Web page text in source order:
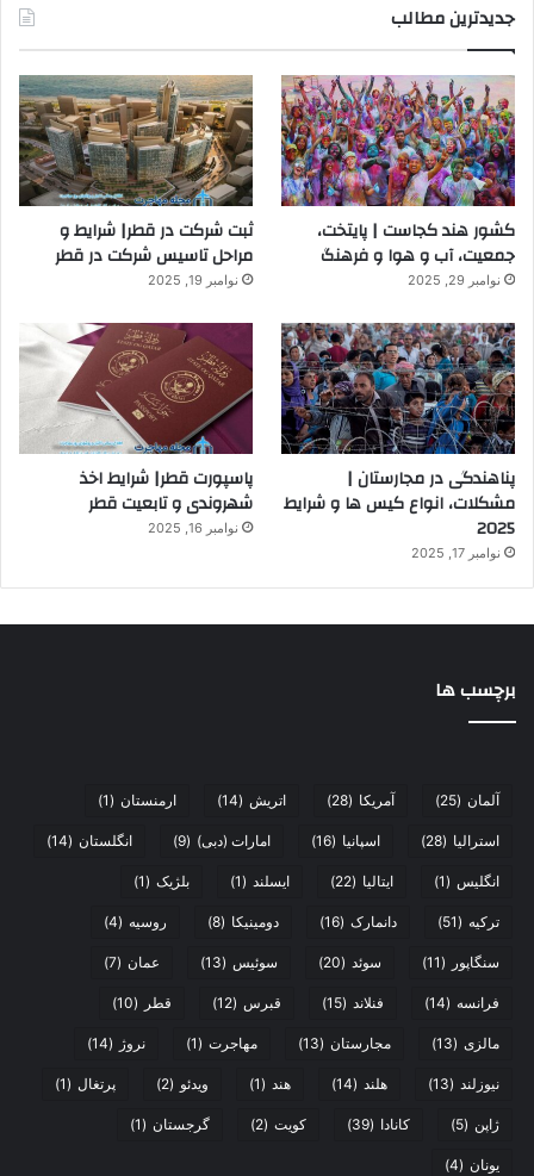
جدیدترین مطالب
کشور هند کجاست | پایتخت،
جمعیت، آب و هوا و فرهنگ
نوامبر 29, 2025
ثبت شرکت در قطر| شرایط و
مراحل تاسیس شرکت در قطر
نوامبر 19, 2025
پناهندگی در مجارستان |
مشکلات، انواع کیس ها و شرایط
2025
نوامبر 17, 2025
پاسپورت قطر| شرایط اخذ
شهروندی و تابعیت قطر
نوامبر 16, 2025
برچسب ها
آلمان (25) آمریکا (28) اتریش (14) ارمنستان (1)
استرالیا (28) اسپانیا (16) امارات (دبی) (9) انگلستان (14)
انگلیس (1) ایتالیا (22) ایسلند (1) بلژیک (1)
ترکیه (51) دانمارک (16) دومینیکا (8) روسیه (4)
سنگاپور (11) سوئد (20) سوئیس (13) عمان (7)
فرانسه (14) فنلاند (15) قبرس (12) قطر (10)
مالزی (13) مجارستان (13) مهاجرت (1) نروژ (14)
نیوزلند (13) هلند (14) هند (1) ویدئو (2) پرتغال (1)
ژاپن (5) کانادا (39) کویت (2) گرجستان (1)
یونان (4)